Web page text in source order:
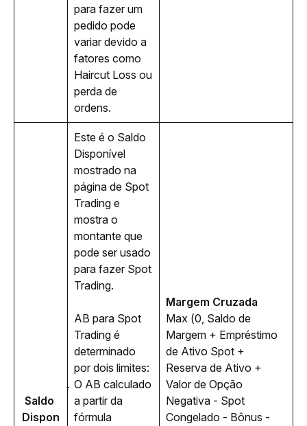
para fazer um
pedido pode
variar devido a
fatores como
Haircut Loss ou
perda de
ordens.
Saldo
Dispon
Este é o Saldo
Disponível
mostrado na
página de Spot
Trading e
mostra o
montante que
pode ser usado
para fazer Spot
Trading.
AB para Spot
Trading é
determinado
por dois limites:
O AB calculado
a partir da
fórmula
Margem Cruzada
Max (0, Saldo de
Margem + Empréstimo
de Ativo Spot +
Reserva de Ativo +
Valor de Opção
Negativa - Spot
Congelado - Bônus -